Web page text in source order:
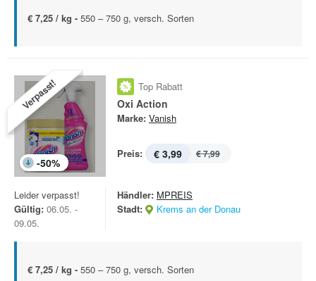
€ 7,25 / kg - 550 – 750 g, versch. Sorten
Verpasst!
-50%
Top Rabatt
Oxi Action
Marke: Vanish
Preis: € 3,99 € 7,99
Leider verpasst!
Gültig: 06.05. -
09.05.
Händler: MPREIS
Stadt:
Krems an der Donau
€ 7,25 / kg - 550 – 750 g, versch. Sorten